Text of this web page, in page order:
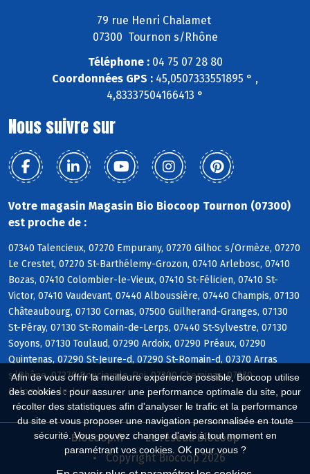
Afin de vous offrir la meilleure expérience possible, Biocoop utilise
des cookies : pour assurer une performance optimale du site, pour
récolter des statistiques afin d'analyser le trafic et la performance
du site et vous proposer une navigation personnalisée en toute
sécurité. Vous pouvez changer d'avis à tout moment en
paramétrant vos cookies. OK pour vous ?
79 rue Henri Chalamet
07300 Tournon s/Rhône
Téléphone :04 75 07 28 80
Coordonnées GPS : 45,0507333551895 ° ,
4,83337504166413 °
Nous suivre sur
Votre magasin Magasin Bio Biocoop Tournon (07300)
est proche de :
07340 Talencieux, 07270 Empurany, 07270 Gilhoc s/Ormèze, 07270
Le Crestet, 07270 St-Barthélemy-Grozon, 07410 Arlebosc, 07410
Bozas, 07410 Colombier-le-Vieux, 07410 St-Félicien, 07410 St-
Victor, 07410 Vaudevant, 07440 Alboussière, 07440 Champis, 07130
Châteaubourg, 07130 Cornas, 07500 Guilherand-Granges, 07130
St-Péray, 07130 St-Romain-de-Lerps, 07440 St-Sylvestre, 07130
Soyons, 07130 Toulaud, 07290 Ardoix, 07290 Préaux, 07290
Quintenas, 07290 St-Jeure-d, 07290 St-Romain-d, 07370 Arras
s/Rhône, 07270 Boucieu-le-Roi, 07300 Cheminas, 07270
Colombier-le-Jeune
Biocoop.fr
Le réseau Biocoop
Copyright Biocoop 2026